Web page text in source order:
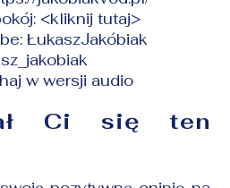
<kliknij tutaj>
ŁukaszJakóbiak
w wersji audio
Ci się ten